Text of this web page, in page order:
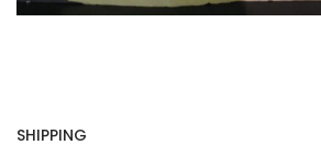
SHIPPING